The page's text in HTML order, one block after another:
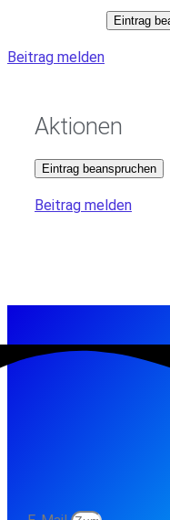
Eintrag
Beitrag melden
Aktionen
Eintrag beanspruchen
Beitrag melden